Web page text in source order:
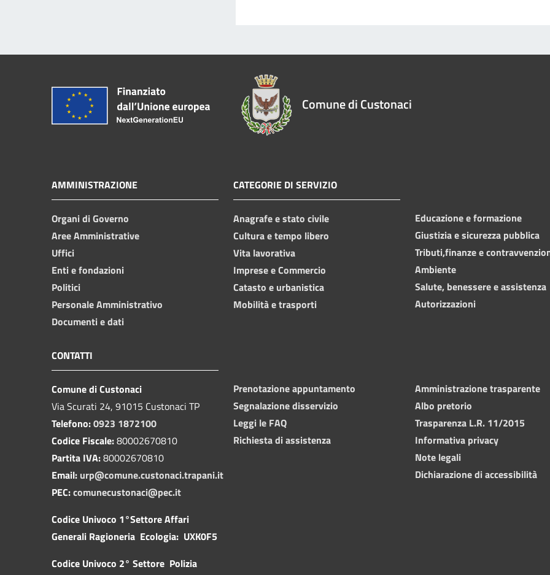
Comune di Custonaci
AMMINISTRAZIONE
Organi di Governo
Aree Amministrative
Uffici
Enti e fondazioni
Politici
Personale Amministrativo
Documenti e dati
CATEGORIE DI SERVIZIO
Anagrafe e stato civile
Cultura e tempo libero
Vita lavorativa
Imprese e Commercio
Catasto e urbanistica
Mobilità e trasporti
Educazione e formazione
Giustizia e sicurezza pubblica
Tributi,finanze e
Ambiente
Salute, benessere e assistenza
Autorizzazioni
CONTATTI
Comune di Custonaci
Via Scurati 24, 91015 Custonaci TP
Telefono:0923 1872100
Codice Fiscale:80002670810
Partita IVA:80002670810
Email: urp@comune.custonaci.trapani.it
PEC:comunecustonaci@pec.it
Codice Univoco 1°Settore Affari
Generali Ragioneria Ecologia: UXK0F5
Codice Univoco 2° Settore Polizia
Prenotazione appuntamento
Segnalazione disservizio
Leggi le FAQ
Richiesta di assistenza
Amministrazione trasparente
Albo pretorio
Trasparenza L.R. 11/2015
Informativa privacy
Note legali
Dichiarazione di accessibilità